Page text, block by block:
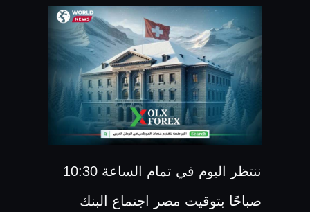
ننتظر اليوم في تمام الساعة 10:30
صباحًا بتوقيت مصر اجتماع البنك